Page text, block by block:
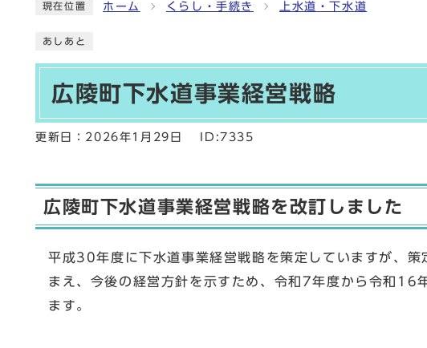
現在位置 ホーム くらし・手続き 上水道・下水道
あしあと
広陵町下水道事業経営戦略
更新日： 2026年1月29日 ID:7335
広陵町下水道事業経営戦略を改訂しました
平成30年度に下水道事業経営戦略を策定していますが、
まえ、今後の経営方針を示すため、令和7年度から令和16
ます。